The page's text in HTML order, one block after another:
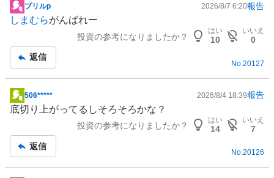
掲
示
事
プリルp 2026/8/7 6:20報告
しまむらがんばれー
投資の参考になりましたか？
はい
10
いいえ
0
返信
No. 20127
掲
示
事
506***** 2026/8/4 18:39報告
底切り上がってるしそろそろかな？
投資の参考になりましたか？
はい
14
いいえ
7
返信
No.20126